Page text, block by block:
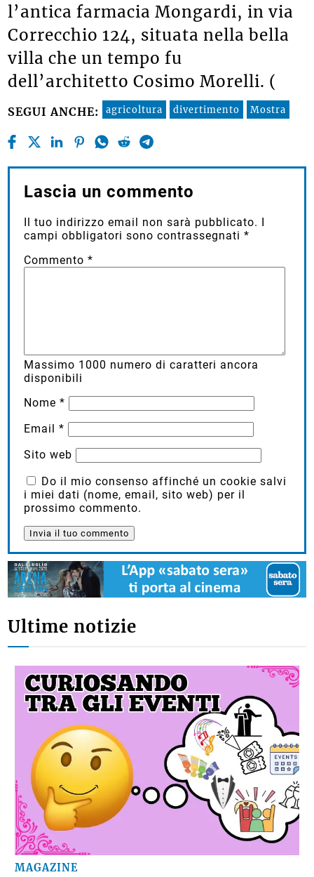
l’antica farmacia Mongardi, in via
Correcchio 124, situata nella bella
villa che un tempo fu
dell’architetto Cosimo Morelli. (
SEGUI ANCHE: agricoltura divertimento Mostra
Lascia un commento
Il tuo indirizzo email non sarà pubblicato.
campi obbligatori sono contrassegnati*
Commento*
Massimo 1000 numero di caratteri ancora
disponibili
Nome*
Email*
Sito web
Do il mio consenso affinché un cookie salvi
i miei dati (nome, email, sito web) per il
prossimo commento.
Ultime notizie
MAGAZINE